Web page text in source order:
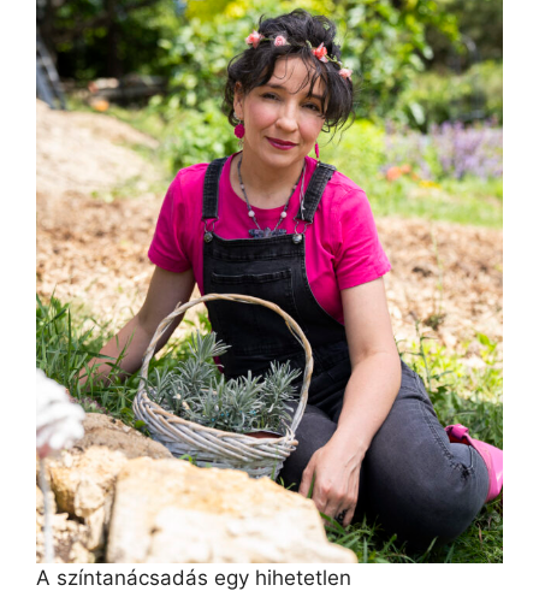
A színtanácsadás egy hihetetlen